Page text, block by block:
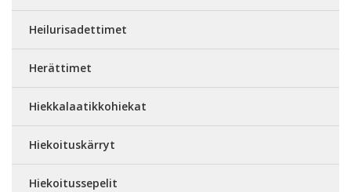
Heilurisadettimet
Herättimet
Hiekkalaatikkohiekat
Hiekoituskärryt
Hiekoitussepelit